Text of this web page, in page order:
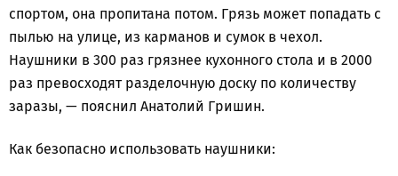
спортом, она пропитана потом. Грязь может попадать с
пылью на улице, из карманов и сумок в чехол.
Наушники в 300 раз грязнее кухонного стола и в 2000
раз превосходят разделочную доску по количеству
заразы, — пояснил Анатолий Гришин.
Как безопасно использовать наушники: